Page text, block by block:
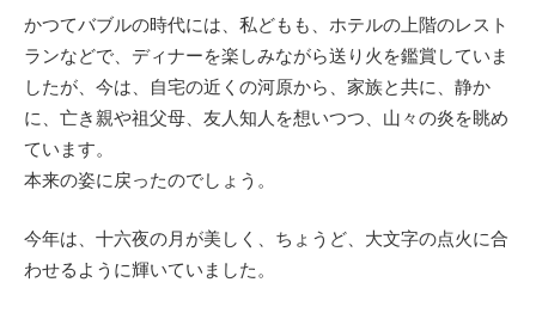
かつてバブルの時代には、私どもも、ホテルの上階のレスト
ランなどで、ディナーを楽しみながら送り火を鑑賞していま
したが、今は、自宅の近くの河原から、家族と共に、静か
に、亡き親や祖父母、友人知人を想いつつ、山々の炎を眺め
ています。
本来の姿に戻ったのでしょう。
今年は、十六夜の月が美しく、ちょうど、大文字の点火に合
わせるように輝いていました。